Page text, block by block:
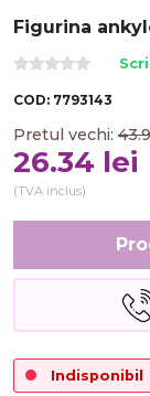
Figurina
COD: 7793143
Pretul vechi:
26.34 lei
(TVA inclus)
Indisponibil